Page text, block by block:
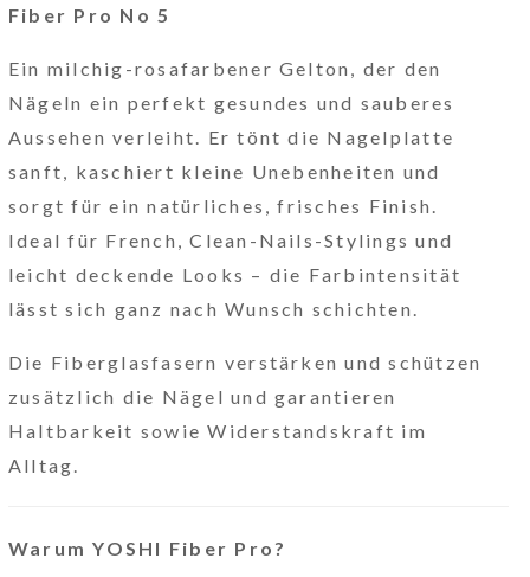
Fiber Pro No 5
Ein milchig-rosafarbener Gelton, der den
Nägeln ein perfekt gesundes und sauberes
Aussehen verleiht. Er tönt die Nagelplatte
sanft, kaschiert kleine Unebenheiten und
sorgt für ein natürliches, frisches Finish.
Ideal für French, Clean-Nails-Stylings und
leicht deckende Looks – die Farbintensität
lässt sich ganz nach Wunsch schichten.
Die Fiberglasfasern verstärken und schützen
zusätzlich die Nägel und garantieren
Haltbarkeit sowie Widerstandskraft im
Alltag.
Warum YOSHI Fiber Pro?